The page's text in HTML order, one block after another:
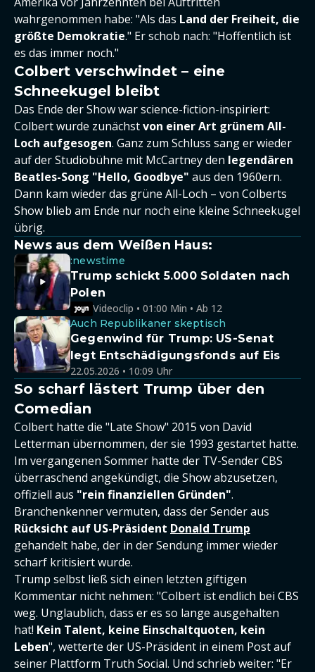
wahrgenommen habe: "Als das Land der Freiheit, die
größte Demokratie." Er schob nach: "Hoffentlich ist
es das immer noch."
Colbert verschwindet – eine
Schneekugel bleibt
Das Ende der Show war science-fiction-inspiriert:
Colbert wurde zunächstvon einer Art grünem All-
Loch aufgesogen. Ganz zum Schluss sang er wieder
auf der Studiobühne mit McCartney den legendären
Beatles-Song "Hello, Goodbye" aus den 1960ern.
Dann kam wieder das grüne All-Loch – von Colberts
Show blieb am Ende nur noch eine kleine Schneekugel
übrig.
News aus dem Weißen Haus:
:newstime
Trump schickt 5.000 Soldaten nach
Polen
Videoclip • 01:00 Min • Ab 12
Auch Republikaner skeptisch
Gegenwind für Trump: US-Senat
legt Entschädigungsfonds auf Eis
22.05.2026 • 10:09 Uhr
So scharf lästert Trump über den
Comedian
Colbert hatte die "Late Show" 2015 von David
Letterman übernommen, der sie 1993 gestartet hatte.
Im vergangenen Sommer hatte der TV-Sender CBS
überraschend angekündigt, die Show abzusetzen,
offiziell aus "rein finanziellen Gründen".
Branchenkenner vermuten, dass der Sender aus
Rücksicht auf US-Präsident Donald Trump
gehandelt habe, der in der Sendung immer wieder
scharf kritisiert wurde.
Trump selbst ließ sich einen letzten giftigen
Kommentar nicht nehmen: "Colbert ist endlich bei CBS
weg. Unglaublich, dass er es so lange ausgehalten
hat! Kein Talent, keine Einschaltquoten, kein
Leben", wetterte der US-Präsident in einem Post auf
seiner Plattform Truth Social. Und schrieb weiter: "Er